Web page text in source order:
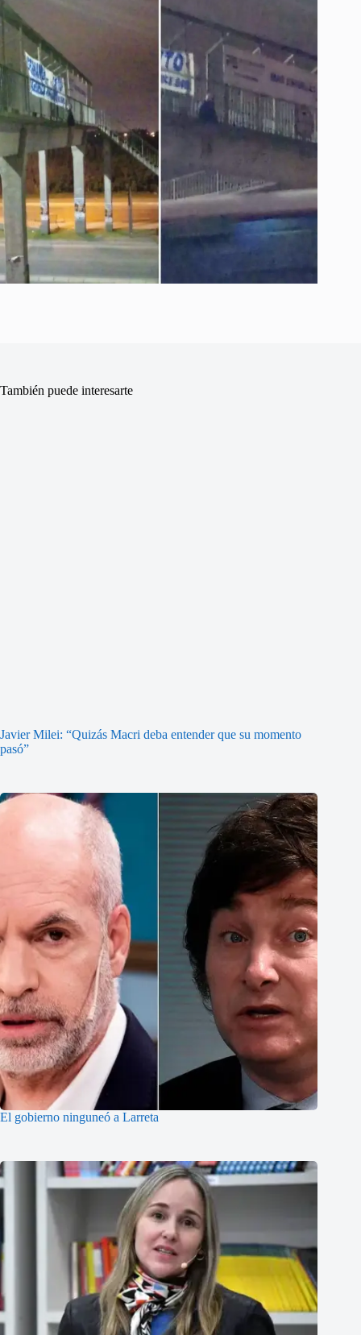
También puede interesarte
Javier Milei: “Quizás Macri deba entender que su momento
pasó”
El gobierno ninguneó a Larreta